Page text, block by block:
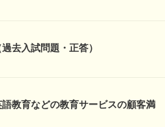
去入試問題・正答）
語教育などの教育サービスの顧客満